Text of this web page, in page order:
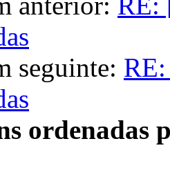
seguinte:
ordenadas